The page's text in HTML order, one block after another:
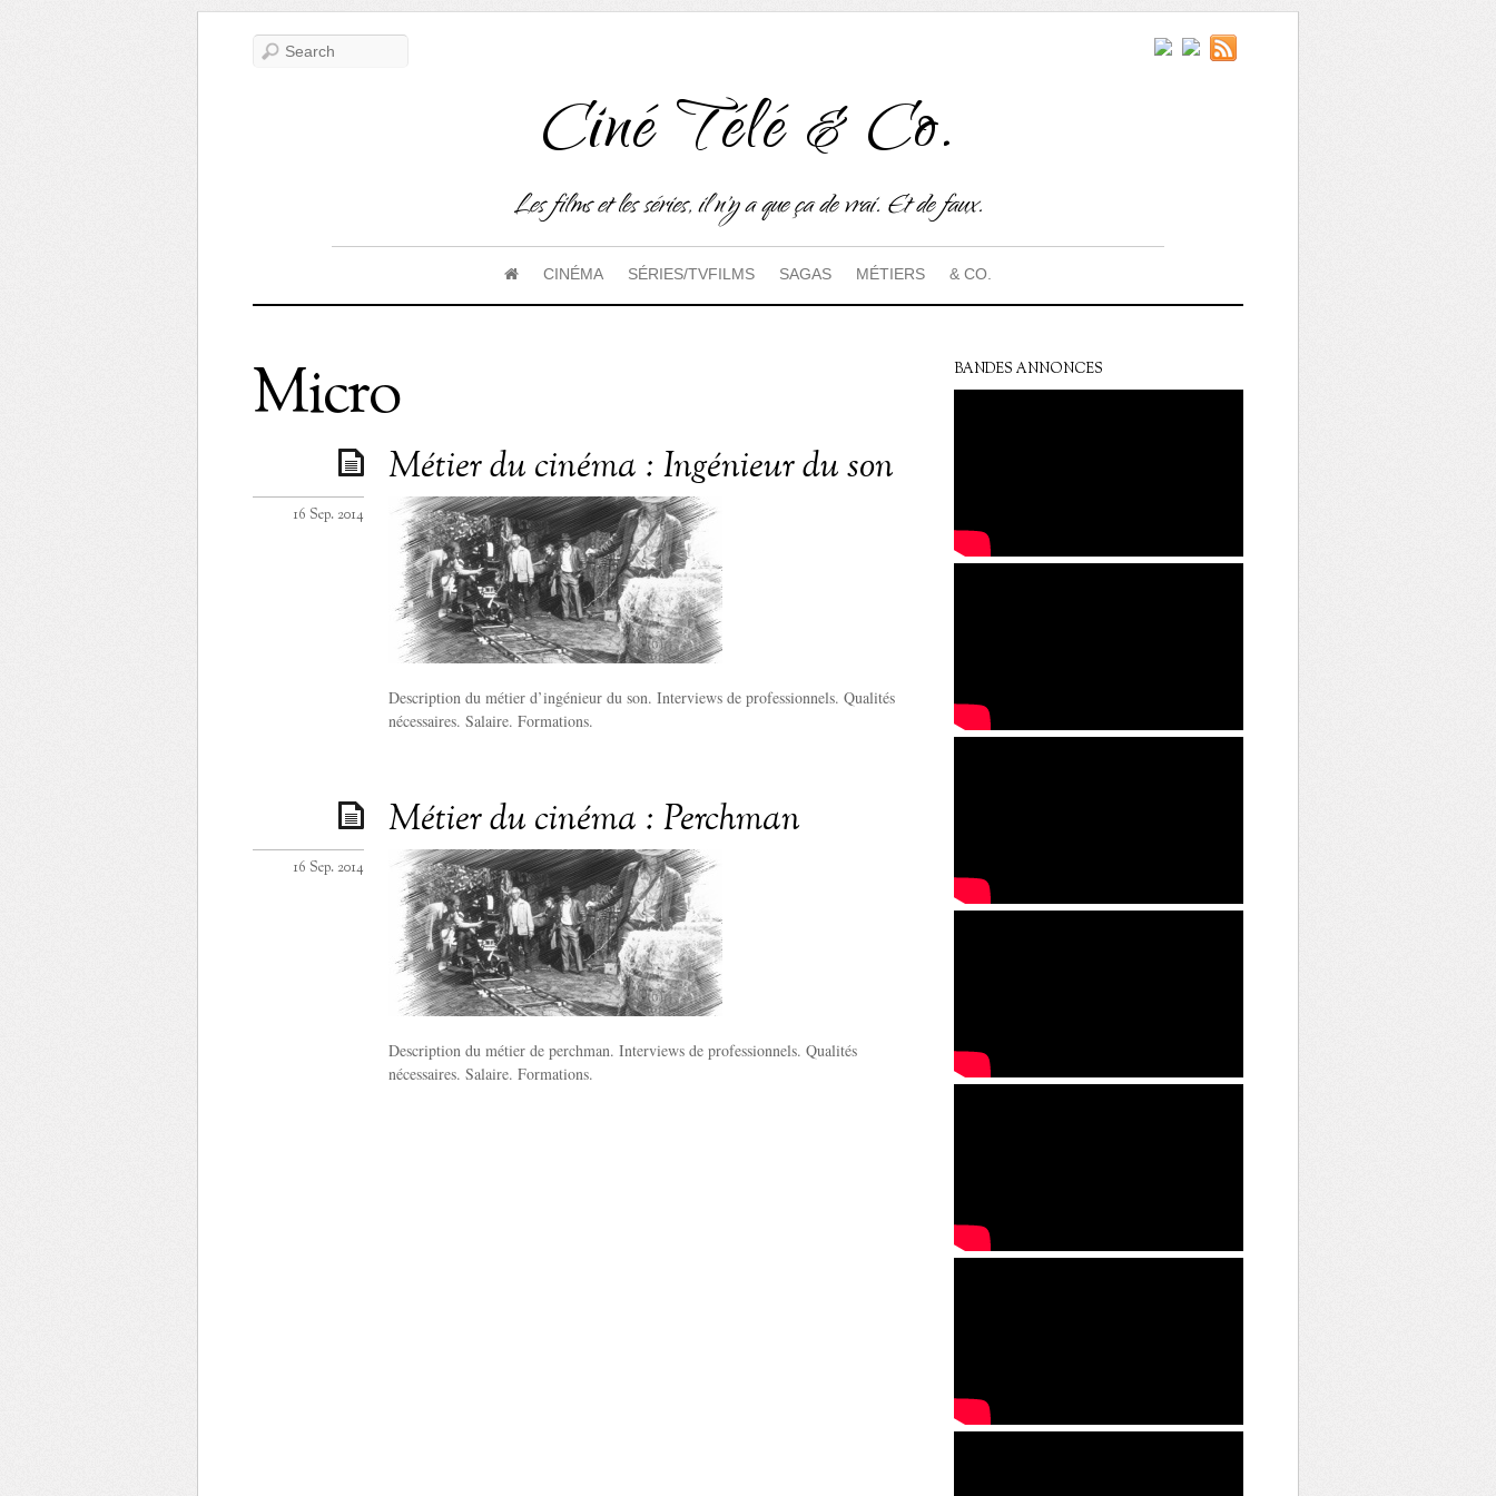
Ciné Télé & Co.
Les films et les séries, il n'y a que ça de vrai. Et de faux.
CINÉMA SÉRIES/TVFILMS SAGAS MÉTIERS & CO.
Micro
Métier du cinéma : Ingénieur du son
16 Sep. 2014
Description du métier d’ingénieur du son. Interviews de professionnels. Qualités
nécessaires. Salaire. Formations.
Métier du cinéma : Perchman
16 Sep. 2014
Description du métier de perchman. Interviews de professionnels. Qualités
nécessaires. Salaire. Formations.
BANDES ANNONCES